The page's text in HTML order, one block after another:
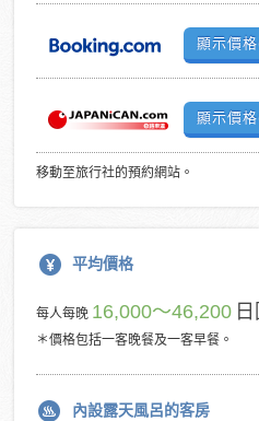
顯示價
顯示價
移動至旅行社的預約網站。
平均價格
每人每晚 16,000～46,200 日
＊價格包括一客晚餐及一客早餐。
內設露天風呂的客房